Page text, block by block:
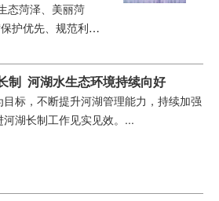
态菏泽、美丽菏
护优先、规范利
制 河湖水生态环境持续向好
标，不断提升河湖管理能力，持续加强
湖长制工作见实见效。...